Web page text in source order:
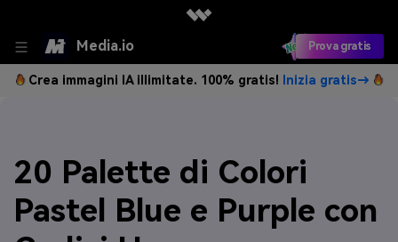
Media.io Prova gratis
Crea immagini IA illimitate. 100% gratis! Inizia gratis→
20 Palette di Colori
Pastel Blue e Purple con